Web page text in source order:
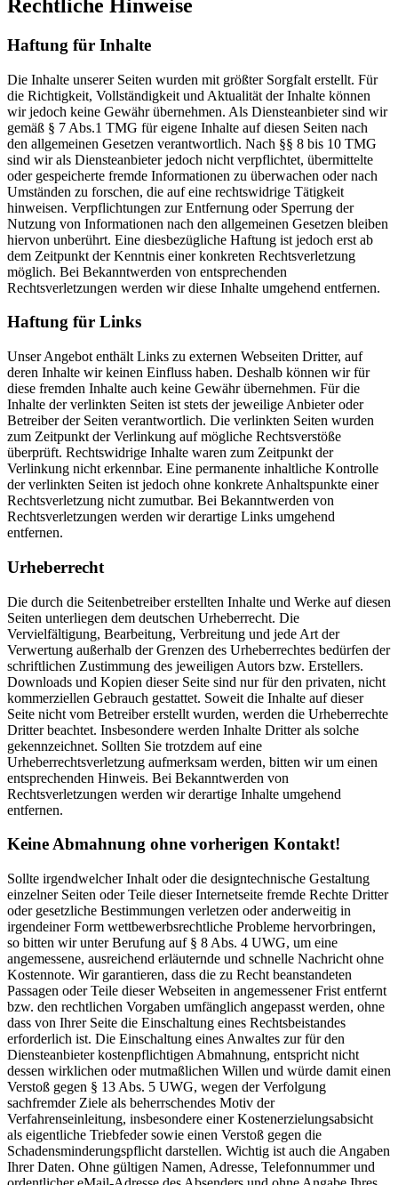
Rechtliche Hinweise
Haftung für Inhalte
Die Inhalte unserer Seiten wurden mit größter Sorgfalt erstellt. Für
die Richtigkeit, Vollständigkeit und Aktualität der Inhalte können
wir jedoch keine Gewähr übernehmen. Als Diensteanbieter sind wir
gemäß § 7 Abs.1 TMG für eigene Inhalte auf diesen Seiten nach
den allgemeinen Gesetzen verantwortlich. Nach §§ 8 bis 10 TMG
sind wir als Diensteanbieter jedoch nicht verpflichtet, übermittelte
oder gespeicherte fremde Informationen zu überwachen oder nach
Umständen zu forschen, die auf eine rechtswidrige Tätigkeit
hinweisen. Verpflichtungen zur Entfernung oder Sperrung der
Nutzung von Informationen nach den allgemeinen Gesetzen bleiben
hiervon unberührt. Eine diesbezügliche Haftung ist jedoch erst ab
dem Zeitpunkt der Kenntnis einer konkreten Rechtsverletzung
möglich. Bei Bekanntwerden von entsprechenden
Rechtsverletzungen werden wir diese Inhalte umgehend entfernen.
Haftung für Links
Unser Angebot enthält Links zu externen Webseiten Dritter, auf
deren Inhalte wir keinen Einfluss haben. Deshalb können wir für
diese fremden Inhalte auch keine Gewähr übernehmen. Für die
Inhalte der verlinkten Seiten ist stets der jeweilige Anbieter oder
Betreiber der Seiten verantwortlich. Die verlinkten Seiten wurden
zum Zeitpunkt der Verlinkung auf mögliche Rechtsverstöße
überprüft. Rechtswidrige Inhalte waren zum Zeitpunkt der
Verlinkung nicht erkennbar. Eine permanente inhaltliche Kontrolle
der verlinkten Seiten ist jedoch ohne konkrete Anhaltspunkte einer
Rechtsverletzung nicht zumutbar. Bei Bekanntwerden von
Rechtsverletzungen werden wir derartige Links umgehend
entfernen.
Urheberrecht
Die durch die Seitenbetreiber erstellten Inhalte und Werke auf diesen
Seiten unterliegen dem deutschen Urheberrecht. Die
Vervielfältigung, Bearbeitung, Verbreitung und jede Art der
Verwertung außerhalb der Grenzen des Urheberrechtes bedürfen der
schriftlichen Zustimmung des jeweiligen Autors bzw. Erstellers.
Downloads und Kopien dieser Seite sind nur für den privaten, nicht
kommerziellen Gebrauch gestattet. Soweit die Inhalte auf dieser
Seite nicht vom Betreiber erstellt wurden, werden die Urheberrechte
Dritter beachtet. Insbesondere werden Inhalte Dritter als solche
gekennzeichnet. Sollten Sie trotzdem auf eine
Urheberrechtsverletzung aufmerksam werden, bitten wir um einen
entsprechenden Hinweis. Bei Bekanntwerden von
Rechtsverletzungen werden wir derartige Inhalte umgehend
entfernen.
Keine Abmahnung ohne vorherigen Kontakt!
Sollte irgendwelcher Inhalt oder die designtechnische Gestaltung
einzelner Seiten oder Teile dieser Internetseite fremde Rechte Dritter
oder gesetzliche Bestimmungen verletzen oder anderweitig in
irgendeiner Form wettbewerbsrechtliche Probleme hervorbringen,
so bitten wir unter Berufung auf § 8 Abs. 4 UWG, um eine
angemessene, ausreichend erläuternde und schnelle Nachricht ohne
Kostennote. Wir garantieren, dass die zu Recht beanstandeten
Passagen oder Teile dieser Webseiten in angemessener Frist entfernt
bzw. den rechtlichen Vorgaben umfänglich angepasst werden, ohne
dass von Ihrer Seite die Einschaltung eines Rechtsbeistandes
erforderlich ist. Die Einschaltung eines Anwaltes zur für den
Diensteanbieter kostenpflichtigen Abmahnung, entspricht nicht
dessen wirklichen oder mutmaßlichen Willen und würde damit einen
Verstoß gegen § 13 Abs. 5 UWG, wegen der Verfolgung
sachfremder Ziele als beherrschendes Motiv der
Verfahrenseinleitung, insbesondere einer Kostenerzielungsabsicht
als eigentliche Triebfeder sowie einen Verstoß gegen die
Schadensminderungspflicht darstellen. Wichtig ist auch die Angaben
Ihrer Daten. Ohne gültigen Namen, Adresse, Telefonnummer und